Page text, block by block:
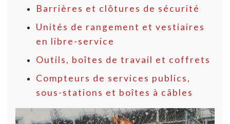
Barrières et clôtures de sécurité
Unités de rangement et vestiaires
en libre-service
Outils, boîtes de travail et coffrets
Compteurs de services publics,
sous-stations et boîtes à câbles